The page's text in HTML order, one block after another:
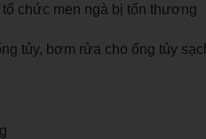
chức men ngà bị tổn thương
tủy, bơm rửa cho ống tủy